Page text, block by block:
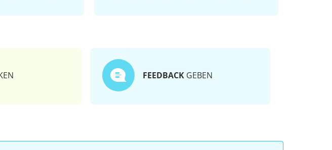
FEEDBACK GEBEN